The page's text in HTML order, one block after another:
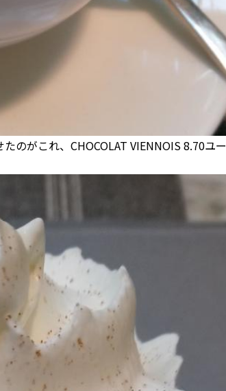
のがこれ、CHOCOLAT VIENNOIS 8.70ユー